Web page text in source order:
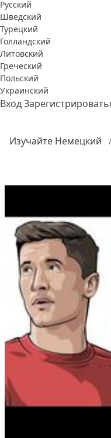
Русский
Шведский
Турецкий
Голландский
Литовский
Греческий
Польский
Украинский
Вход
Изучайте Немецкий